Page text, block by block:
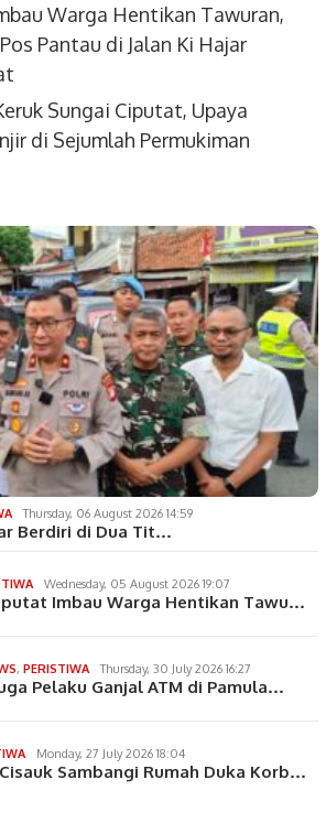
Warga Hentikan Tawuran,
Pantau di Jalan Ki Hajar
Sungai Ciputat, Upaya
di Sejumlah Permukiman
Thursday, 06 August 2026 14:59
Berdiri di Dua Tit…
Wednesday, 05 August 2026 19:07
Imbau Warga Hentikan Tawu…
, PERISTIWA Thursday, 30 July 2026 16:27
Pelaku Ganjal ATM di Pamula…
Monday, 27 July 2026 18:04
Sambangi Rumah Duka Korb…